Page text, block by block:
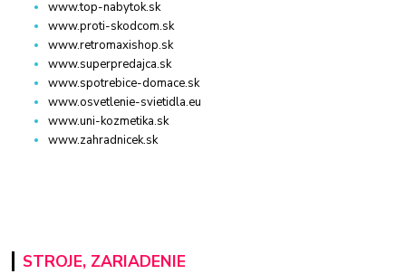
www.top-nabytok.sk
www.proti-skodcom.sk
www.retromaxishop.sk
www.superpredajca.sk
www.spotrebice-domace.sk
www.osvetlenie-svietidla.eu
www.uni-kozmetika.sk
www.zahradnicek.sk
STROJE, ZARIADENIE